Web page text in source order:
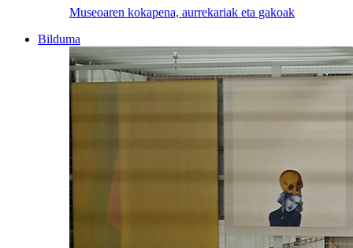
Museoaren kokapena, aurrekariak eta gakoak
Bilduma